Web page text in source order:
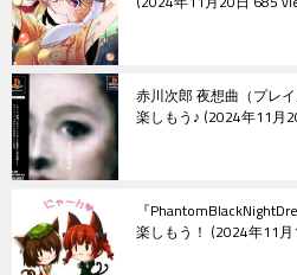
赤川次郎 夜想曲（プレ
楽しもう♪ 2024年11月
『
楽しもう！ 2024年11